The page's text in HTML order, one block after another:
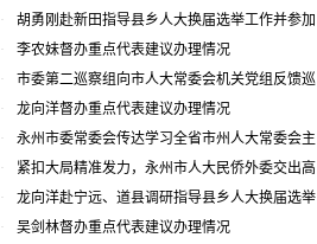
永州开展大气污染防治
相关法律法规执法检查
情况汇报
胡勇刚赴新田指导县乡人大换届选举工作并参加
市人大代表小组主题活动
李农妹督办重点代表建议办理情况
市委第二巡察组向市人大常委会机关党组反馈巡
察情况
龙向洋督办重点代表建议办理情况
永州市委常委会传达学习全省市州人大常委会主
要负责同志座谈会有关精神 专题听取省人大常委会
执法检查组到永州开展大气污染防治相关法律法规
执法检查情况汇报
紧扣大局精准发力，永州市人大民侨外委交出高
质量履职答卷
龙向洋赴宁远、道县调研指导县乡人大换届选举
并督导安全生产工作
吴剑林督办重点代表建议办理情况